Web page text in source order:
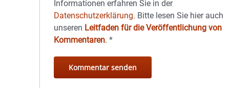
Informationen erfahren Sie in der
Datenschutzerklärung. Bitte lesen Sie hier auch
unseren Leitfaden für die Veröffentlichung von
Kommentaren.*